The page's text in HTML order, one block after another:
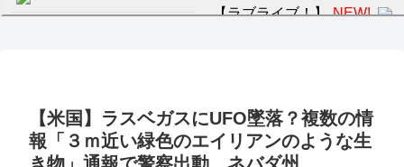
【安価・あんこ】ナポリ
タンナイト 第43話 ………父
を唆し、妹を誑かし、偽り
【ラブライブ！】 NEW!
セ・リーグ出塁回数ラン
キング 直近3週間｜2026年
【米国】ラスベガスにUFO墜落？複数の情
報「３ｍ近い緑色のエイリアンのような生